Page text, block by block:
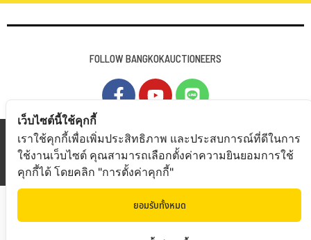
FOLLOW BANGKOKAUCTIONEERS
Copyright © 2019 Bangkokauctioneers | Credits
Powered by Bangkokauctioneers
เว็บไซต์นี้ใช้คุกกี้
เราใช้คุกกี้เพื่อเพิ่มประสิทธิภาพ และประสบการณ์ที่ดีในการ
ใช้งานเว็บไซต์ คุณสามารถเลือกตั้งค่าความยินยอมการใช้
คุกกี้ได้ โดยคลิก "การตั้งค่าคุกกี้"
ยอมรับทั้งหมด